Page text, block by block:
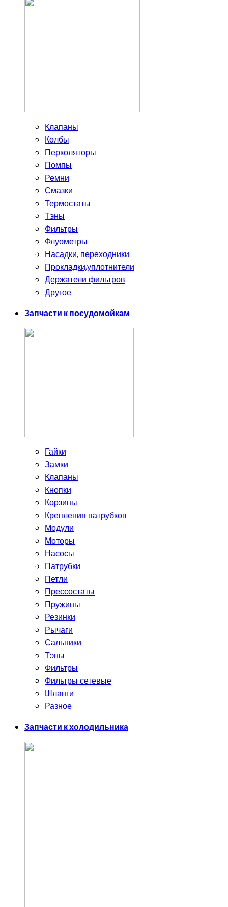
Клапаны
Колбы
Перколяторы
Помпы
Ремни
Смазки
Термостаты
Тэны
Фильтры
Флуометры
Насадки, переходники
Прокладки,уплотнители
Держатели фильтров
Другое
Запчасти к посудомойкам
Гайки
Замки
Клапаны
Кнопки
Корзины
Крепления патрубков
Модули
Моторы
Насосы
Патрубки
Петли
Прессостаты
Пружины
Резинки
Рычаги
Сальники
Тэны
Фильтры
Фильтры сетевые
Шланги
Разное
Запчасти к холодильника